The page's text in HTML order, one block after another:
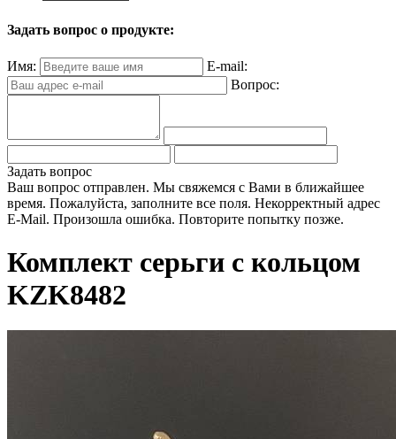
Задать вопрос о продукте:
Имя:
E-mail:
Вопрос:
Задать вопрос
Ваш вопрос отправлен. Мы свяжемся с Вами в ближайшее
время. Пожалуйста, заполните все поля. Некорректный адрес
E-Mail. Произошла ошибка. Повторите попытку позже.
Комплект серьги с кольцом
KZK8482